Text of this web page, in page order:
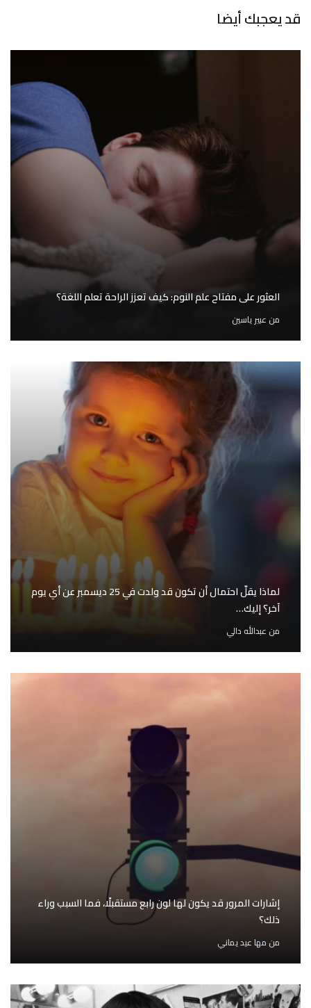
قد يعجبك أيضا
العثور على مفتاح علم النوم: كيف تعزز الراحة تعلم اللغة؟
من عبير ياسين
لماذا يقلّ احتمال أن تكون قد ولدت في 25 ديسمبر عن أي يوم
آخر؟ إليك…
من عبدالله دالي
إشارات المرور قد يكون لها لون رابع مستقبلًا، فما السبب وراء
ذلك؟
من مها عيد يماني